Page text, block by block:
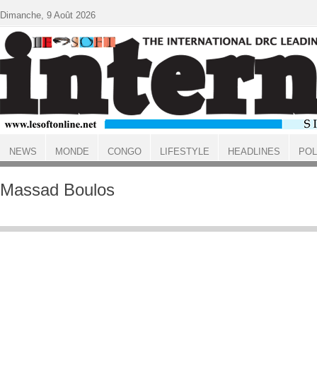
ACCUEIL
Massad Boulos
Dimanche, 9 Août 2026
NEWS MONDE CONGO LIFESTYLE HEADLINES